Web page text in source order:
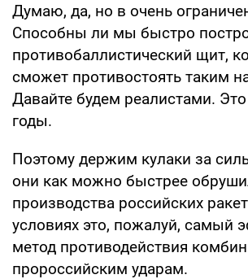
Думаю, да, но в очень
Способны ли мы быстро
противобаллистический щит,
сможет противостоять таким
Давайте будем реалистами.
годы.
Поэтому держим кулаки за
они как можно быстрее
производства российских
условиях это, пожалуй, самый
метод противодействия
пророссийским ударам.